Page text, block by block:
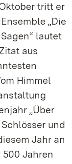
tritt er
„Die
lautet
aus
Himmel
„Über
und
Jahr an
Jahren